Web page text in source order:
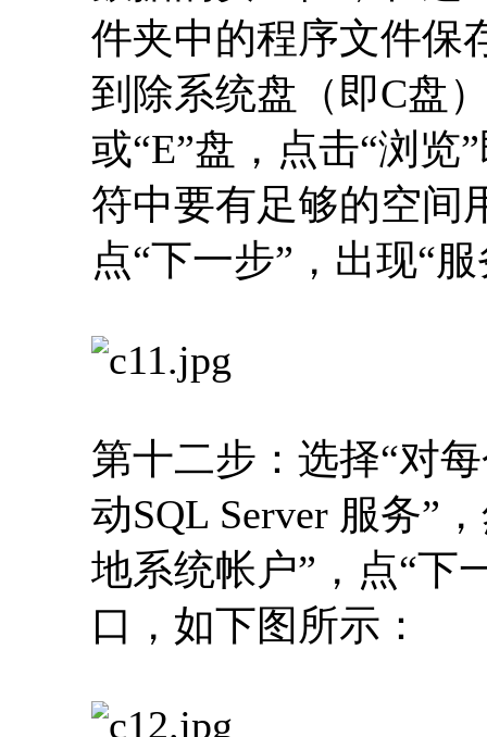
件夹中的程序文件保
到除系统盘（即C盘
或“E”盘，点击“浏览
符中要有足够的空间
点“下一步”，出现“
第十二步：选择“对
动SQL Server 服务”
地系统帐户”，点“下
口，如下图所示：